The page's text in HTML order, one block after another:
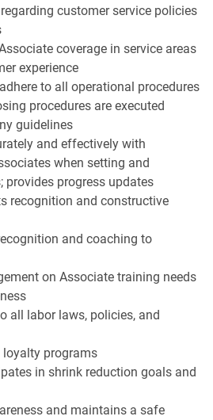
customer service policies
coverage in service areas
experience
to all operational procedures
procedures are executed
guidelines
and effectively with
when setting and
provides progress updates
recognition and constructive
and coaching to
on Associate training needs
all labor laws, policies, and
loyalty programs
in shrink reduction goals and
and maintains a safe